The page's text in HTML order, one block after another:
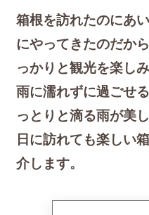
箱根を訪れたのにあ
にやってきたのだか
っかりと観光を楽し
雨に濡れずに過ごせ
っとりと滴る雨が美
日に訪れても楽しい
介します。